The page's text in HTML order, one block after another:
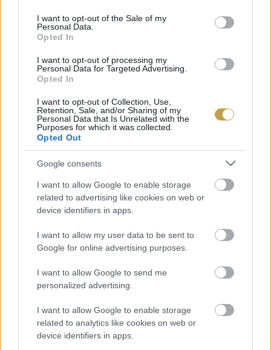
consent section.
I want to opt-out of the Sale of my
Personal Data.
Opted In
I want to opt-out of processing my
Personal Data for Targeted Advertising.
Opted In
I want to opt-out of Collection, Use,
Retention, Sale, and/or Sharing of my
Personal Data that Is Unrelated with the
Purposes for which it was collected.
Opted Out
Google consents
I want to allow Google to enable storage
related to advertising like cookies on web or
device identifiers in apps.
I want to allow my user data to be sent to
Google for online advertising purposes.
I want to allow Google to send me
personalized advertising.
I want to allow Google to enable storage
related to analytics like cookies on web or
device identifiers in apps.
kiváló vashiányos anémia kiegészítő kezelésére
gyulladásgátló
A szeder nyersen fogyasztva a leghatásosabb, de
készíthetünk belőle dzsemet, lekvárt, szörpöt,
gyümölcszselét, befőttet is, illetve mélyhűtéssel is